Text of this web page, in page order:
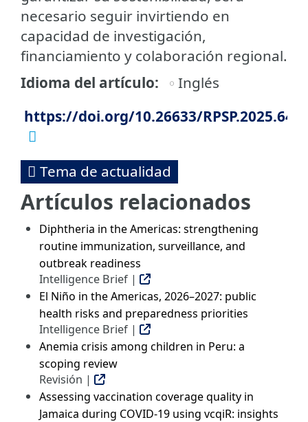
necesario seguir invirtiendo en
capacidad de investigación,
financiamiento y colaboración regional.
Idioma del artículo
Inglés
https://doi.org/10.26633/RPSP.2025.64
Tema de actualidad
Artículos relacionados
Diphtheria in the Americas: strengthening
routine immunization, surveillance, and
outbreak readiness
Intelligence Brief |
El Niño in the Americas, 2026–2027: public
health risks and preparedness priorities
Intelligence Brief |
Anemia crisis among children in Peru: a
scoping review
Revisión |
Assessing vaccination coverage quality in
Jamaica during COVID-19 using vcqiR: insights